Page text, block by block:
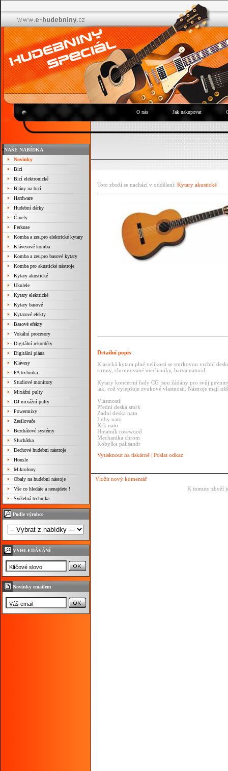
O nás Jak nakupovat
NAŠE NABÍDKA
Novinky
Bicí
Bicí elektronické
Blány na bicí
Hardware
Hudební dárky
Činely
Perkuse
Komba a zes.pro elektrické kytary
Klávesové komba
Komba a zes.pro basové kytary
Komba pro akustické nástroje
Kytary akustické
Ukulele
Kytary elektrické
Kytary basové
Kytarové efekty
Basové efekty
Vokální procesory
Digitální rekordéry
Digitální piána
Klávesy
PA technika
Studiové monitory
Mixážní pulty
DJ mixážní pulty
Powermixy
Zesilovače
Bezdrátové systémy
Sluchátka
Dechové hudební nástroje
Housle
Mikrofony
Obaly na hudební nástoje
Vše co hledáte a nenajdete !
Světelná technika
Podle výrobce
VYHLEDÁVÁNÍ
Novinky emailem
Toto zboží se nachází v oddělení: Kytary akustické
Detailní popis
Klasická kytara plné velikosti se smrkovou vrchní
struny, chromované mechaniky, barva natural.
Kytary koncertní řady CG jsou žádány pro svůj
lak, což vylepšuje zvukové vlastnosti. Nástroje mají
Vlastnosti:
Přední deska smrk
Zadní deska nato
Luby nato
Krk nato
Hmatník rosewood
Mechanika chrom
Kobylka palisandr
Vytisknout na tiskárně | Poslat odkaz
Vložit nový komentář
K tomuto zboží